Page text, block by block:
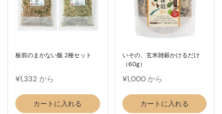
板前のまかない飯 2種セット
¥1,332 から
カートに入れる
いその、玄米雑穀かけるだけ
（60g）
¥1,000 から
カートに入れる